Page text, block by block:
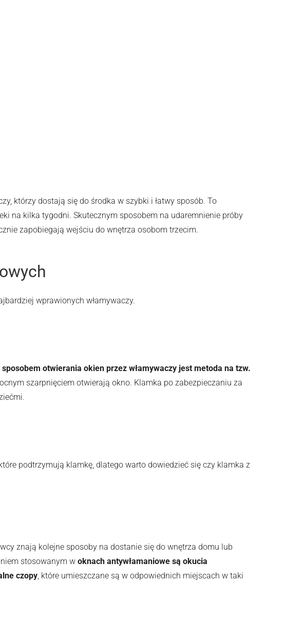
którzy dostają się do środka w szybki i łatwy sposób. To
na kilka tygodni. Skutecznym sposobem na udaremnienie próby
zapobiegają wejściu do wnętrza osobom trzecim.
wprawionych włamywaczy.
sposobem otwierania okien przez włamywaczy jest metoda na tzw.
szarpnięciem otwierają okno. Klamka po zabezpieczaniu za
podtrzymują klamkę, dlatego warto dowiedzieć się czy klamka z
znają kolejne sposoby na dostanie się do wnętrza domu lub
stosowanym w oknach antywłamaniowe są okucia
czopy , które umieszczane są w odpowiednich miejscach w taki
mogli
jak
podczas
na nią.